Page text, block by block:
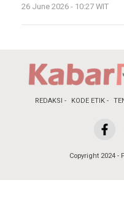
26 June 2026 - 10:27 WIT
REDAKSI KODE ETIK
Copyright 2024 -